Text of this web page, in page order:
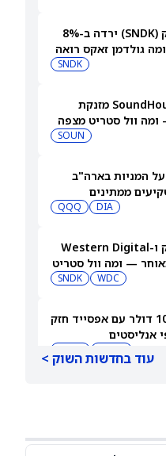
למה מניית סנדיסק (SNDK) ירדה ב-8%
גולדמן זאקס רואה
SNDK
למה מניית SoundHound AI מזנקת
וול סטריט מצפה
SOUN
על המניות בארה"ב
ממתינים
DIA
QQQ
למה מניות סנדיסק ו-Western Digital
— ומה וול סטריט
WDC
SNDK
3 מניות מתחת ל-10 דולר עם אפסייד חזק
אנליסטים
חשיפה גבוהה
עוד בחדשות השוק >